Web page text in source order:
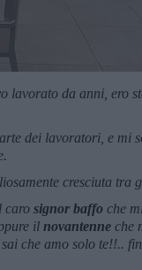
lavorato da anni, ero
dei lavoratori, e mi
cresciuta tra
caro signor baffo che
il novantenne che
che amo solo te!!..